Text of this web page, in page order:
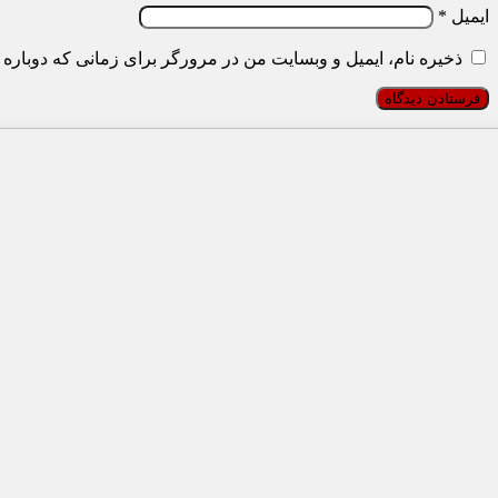
ایمیل *
ذخیره نام، ایمیل و وبسایت من در مرورگر برای زمانی که